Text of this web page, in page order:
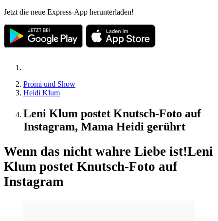
Jetzt die neue Express-App herunterladen!
Promi und Show
Heidi Klum
Leni Klum postet Knutsch-Foto auf
Instagram, Mama Heidi gerührt
Wenn das nicht wahre Liebe ist!Leni
Klum postet Knutsch-Foto auf
Instagram